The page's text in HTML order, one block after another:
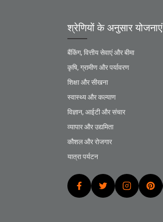
श्रेणियों के अनुसार योजनाएं
बैंकिंग, वित्तीय सेवाएं और बीमा
कृषि, ग्रामीण और पर्यावरण
शिक्षा और सीखना
स्वास्थ्य और कल्याण
विज्ञान, आईटी और संचार
व्यापार और उद्यमिता
कौशल और रोजगार
यात्रा पर्यटन